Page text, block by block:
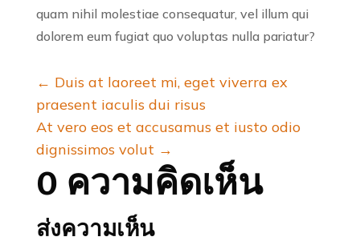
quam nihil molestiae consequatur, vel illum qui
dolorem eum fugiat quo voluptas nulla pariatur?
← Duis at laoreet mi, eget viverra ex
praesent iaculis dui risus
At vero eos et accusamus et iusto odio
dignissimos volut →
0 ความคิดเห็น
ส่งความเห็น